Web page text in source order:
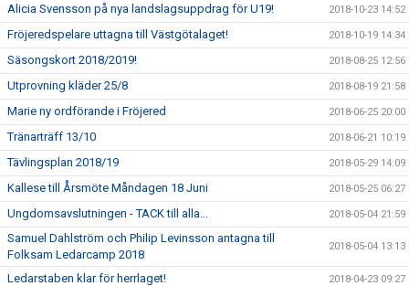
Alicia Svensson på nya landslagsuppdrag för U19! 2018-10-23 14:52
Fröjeredspelare uttagna till Västgötalaget! 2018-10-19 14:34
Säsongskort 2018/2019! 2018-08-25 12:56
Utprovning kläder 25/8 2018-08-19 21:58
Marie ny ordförande i Fröjered 2018-06-25 20:00
Tränarträff 13/10 2018-06-21 10:19
Tävlingsplan 2018/19 2018-05-29 14:09
Kallese till Årsmöte Måndagen 18 Juni 2018-05-25 06:27
Ungdomsavslutningen - TACK till alla... 2018-05-04 21:59
Samuel Dahlström och Philip Levinsson antagna till
Folksam Ledarcamp 2018
2018-05-04 13:13
Ledarstaben klar för herrlaget! 2018-04-23 09:27